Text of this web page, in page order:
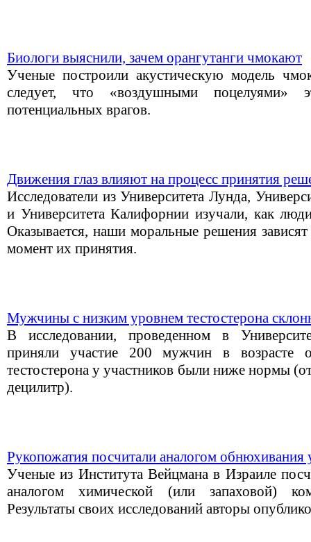
Биологи выяснили, зачем орангутанги чмокают
Ученые построили акустическую модель
следует, что «воздушными поцелуями»
потенциальных врагов.
Движения глаз влияют на процесс принятия
Исследователи из Университета Лунда,
и Университета Калифорнии изучали, как
Оказывается, наши моральные решения
момент их принятия.
Мужчины с низким уровнем тестостерона
В исследовании, проведенном в
приняли участие 200 мужчин в
тестостерона у участников были ниже нормы
децилитр).
Рукопожатия посчитали аналогом
Ученые из Института Вейцмана в Израиле
аналогом химической (или запаховой)
Результаты своих исследований авторы